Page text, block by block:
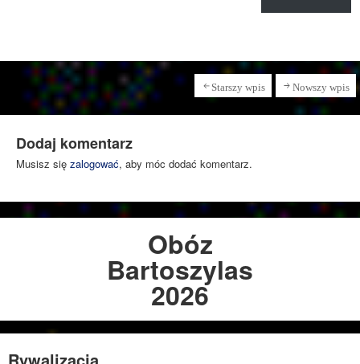
Starszy wpis Nowszy wpis
Dodaj komentarz
Musisz się zalogować, aby móc dodać komentarz.
Obóz
Bartoszylas
2026
Rywalizacja